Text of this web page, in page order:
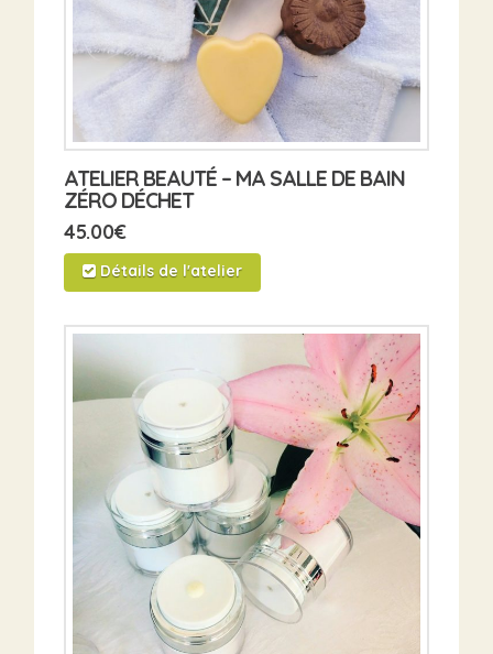
ATELIER BEAUTÉ – MA SALLE DE BAIN
ZÉRO DÉCHET
45.00€
Détails de l'atelier